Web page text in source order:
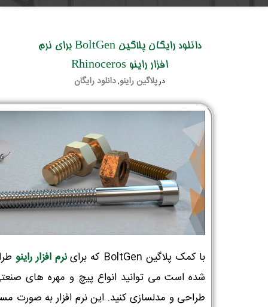
دانلود رایگان پلاگین BoltGen برای نرم
افزار راینو Rhinoceros
درپلاگین راینو,دانلود رایگان
با کمک پلاگین BoltGen که برای نرم افزار راینو
شده است می توانید انواع پیچ و مهره های
طراحی و مدلسازی کنید. این نرم افزار به صورت